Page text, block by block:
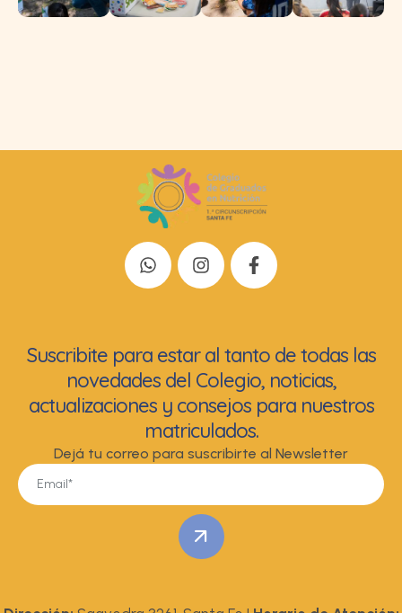
Suscribite para estar al tanto de todas las
novedades del Colegio, noticias,
actualizaciones y consejos para nuestros
matriculados.
Dejá tu correo para suscribirte al Newsletter